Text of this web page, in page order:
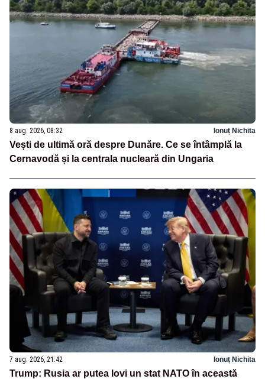
8 aug. 2026, 08:32 Ionuț Nichita
Vești de ultimă oră despre Dunăre. Ce se întâmplă la
Cernavodă și la centrala nucleară din Ungaria
7 aug. 2026, 21:42 Ionuț Nichita
Trump: Rusia ar putea lovi un stat NATO în această